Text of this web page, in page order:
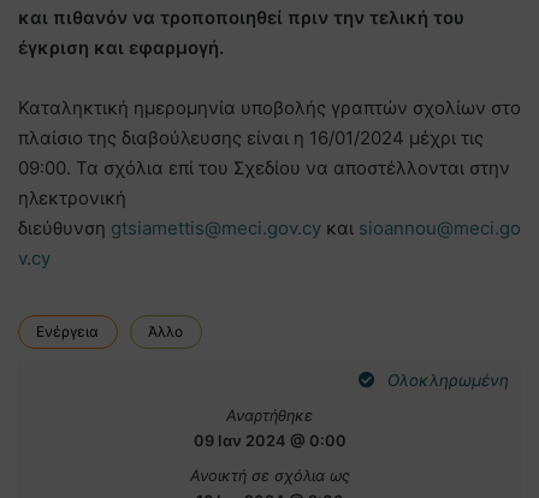
και πιθανόν να τροποποιηθεί πριν την τελική του
έγκριση και εφαρμογή.
Καταληκτική ημερομηνία υποβολής γραπτών σχολίων στο
πλαίσιο της διαβούλευσης είναι η 16/01/2024 μέχρι τις
09:00. Τα σχόλια επί του Σχεδίου να αποστέλλονται στην
ηλεκτρονική
διεύθυνση gtsiamettis@meci.gov.cy και sioannou@meci.go
v.cy
Ενέργεια Άλλο
Ολοκληρωμένη
Αναρτήθηκε
09 Ιαν 2024 @ 0:00
Ανοικτή σε σχόλια ως